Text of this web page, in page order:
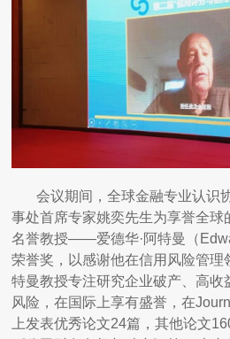
会议期间，全球金融专业认识
事处首席专家姚奕先生为享誉全球
名誉教授——爱德华·阿特曼（
荣誉奖，以感谢他在信用风险管理
特曼教授专注研究企业破产、高收
风险，在国际上享有盛誉，在
上发表优秀论文24篇，其他论文